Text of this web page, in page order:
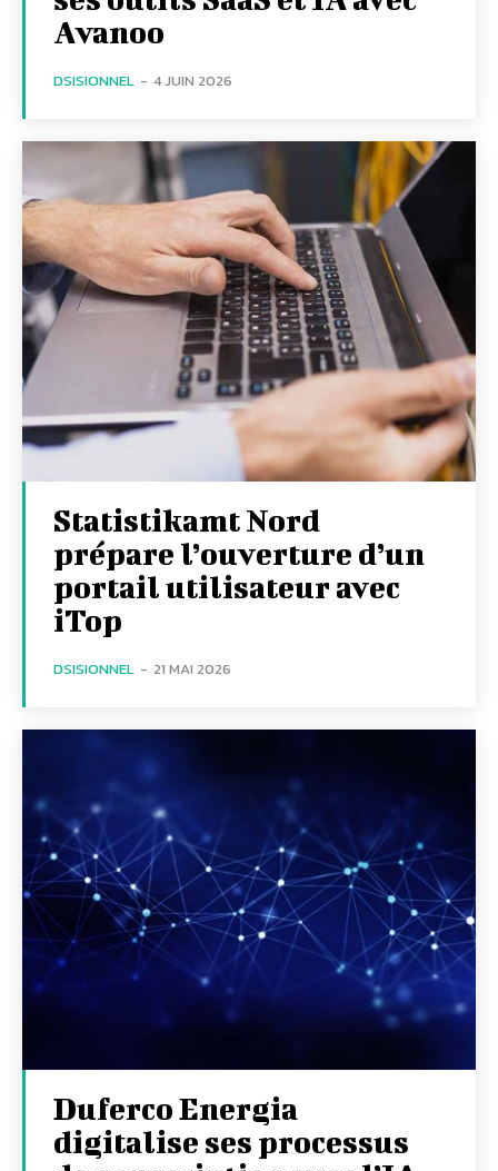
Avanoo
DSISIONNEL - 4 JUIN 2026
Statistikamt Nord
prépare l’ouverture d’un
portail utilisateur avec
iTop
DSISIONNEL - 21 MAI 2026
Duferco Energia
digitalise ses processus